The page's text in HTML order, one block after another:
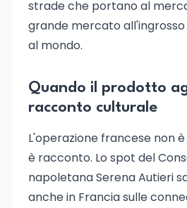
strade che portano al
grande mercato
al mondo.
Quando il prodotto
racconto culturale
L'operazione francese non
è racconto. Lo spot del
napoletana Serena Autieri
anche in Francia sulle